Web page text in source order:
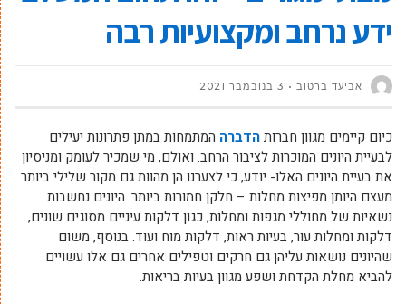
ידע נרחב ומקצועיות רבה
אביעד ברטוב 3 בנובמבר 2021
כיום קיימים מגוון חברותהדברה המתמחות במתן פתרונות יעילים
לבעיית היונים המוכרות לציבור הרחב. ואולם, מי שמכיר לעומק ומניסיון
את בעיית היונים האלו- יודע, כי לצערנו הן מהוות גם מקור שלילי ביותר
מעצם היותן מפיצות מחלות – חלקן חמורות ביותר. היונים נחשבות
נשאיות של מחוללי מגפות ומחלות, כגון דלקות עיניים מסוגים שונים,
דלקות ומחלות עור, בעיות ראות, דלקות מוח ועוד. בנוסף, משום
שהיונים נושאות עליהן גם חרקים וטפילים אחרים גם אלו עשויים
להביא מחלת הקדחת ושפע מגוון בעיות בריאות.